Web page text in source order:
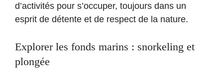
d’activités pour s’occuper, toujours dans un
esprit de détente et de respect de la nature.
Explorer les fonds marins : snorkeling et
plongée